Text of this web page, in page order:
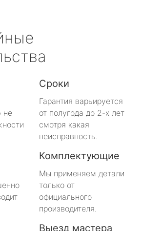
не
Сроки
Гарантия варьируется
от полугода до 2-х лет
смотря какая
неисправность.
Комплектующие
Мы применяем детали
только от
официального
производителя.
Выезд мастера